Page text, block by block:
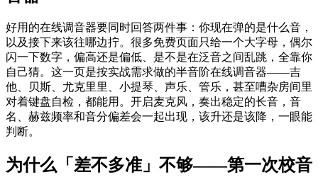
好用的在线调音器要同时回答两件事：你现在弹的是什么音，
以及接下来该往哪边拧。很多免费页面只给一个大字母，偶尔
闪一下数字，偏高还是偏低、是不是在泛音之间乱跳，全靠你
自己猜。这一页是按实战需求做的半音阶在线调音器——吉
他、贝斯、尤克里里、小提琴、声乐、管乐，甚至嘈杂房间里
对着键盘自检，都能用。开启麦克风，奏出稳定的长音，音
名、赫兹频率和音分偏差会一起出现，该升还是该降，一眼能
判断。
为什么「差不多准」不够——第一次校音